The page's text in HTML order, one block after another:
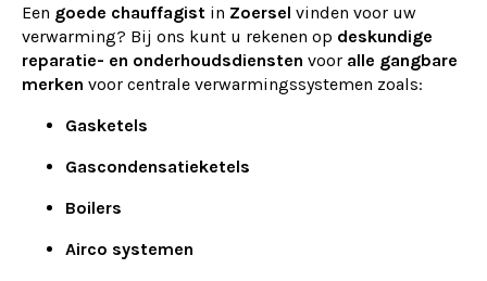
Een goede chauffagist in Zoersel vinden voor uw
verwarming? Bij ons kunt u rekenen op deskundige
reparatie- en onderhoudsdiensten voor alle gangbare
merken voor centrale verwarmingssystemen zoals:
Gasketels
Gascondensatieketels
Boilers
Airco systemen